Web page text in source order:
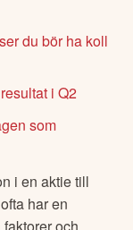
du bör ha koll
i Q2
som
i en aktie till
har en